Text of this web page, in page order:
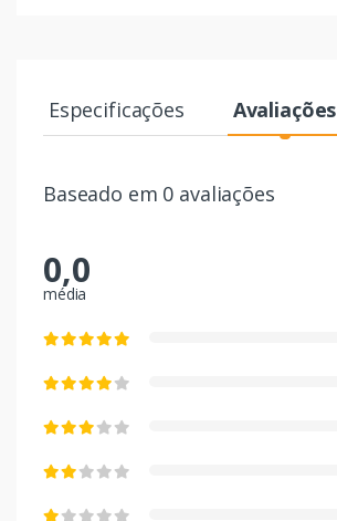
Especificações Avaliações
Baseado em 0 avaliações
0,0
média